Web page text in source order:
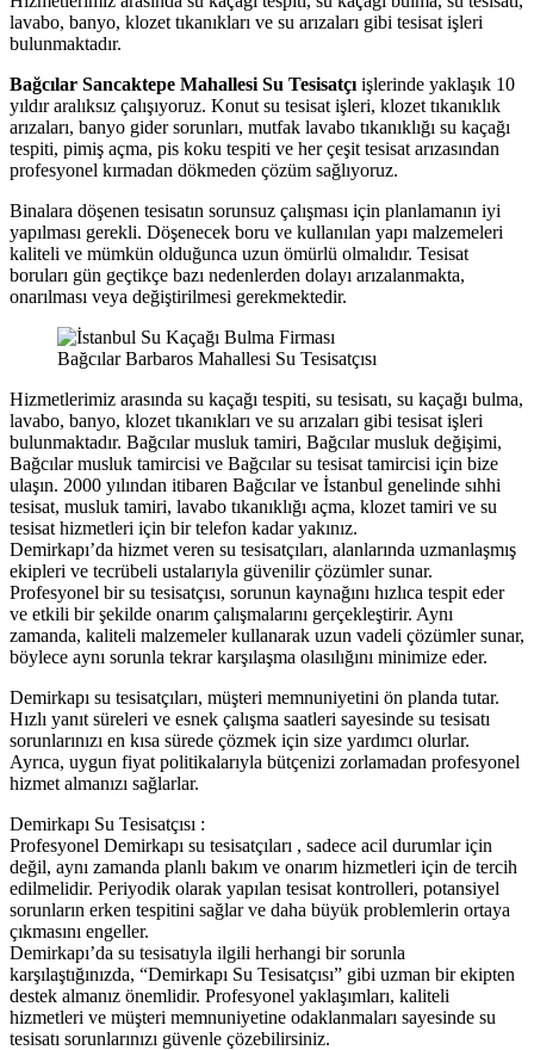
lavabo, banyo, klozet tıkanıkları ve su arızaları gibi tesisat işleri
bulunmaktadır.
Bağcılar Sancaktepe Mahallesi Su Tesisatçı işlerinde yaklaşık 10
yıldır aralıksız çalışıyoruz. Konut su tesisat işleri, klozet tıkanıklık
arızaları, banyo gider sorunları, mutfak lavabo tıkanıklığı su kaçağı
tespiti, pimiş açma, pis koku tespiti ve her çeşit tesisat arızasından
profesyonel kırmadan dökmeden çözüm sağlıyoruz.
Binalara döşenen tesisatın sorunsuz çalışması için planlamanın iyi
yapılması gerekli. Döşenecek boru ve kullanılan yapı malzemeleri
kaliteli ve mümkün olduğunca uzun ömürlü olmalıdır. Tesisat
boruları gün geçtikçe bazı nedenlerden dolayı arızalanmakta,
onarılması veya değiştirilmesi gerekmektedir.
Bağcılar Barbaros Mahallesi Su Tesisatçısı
Hizmetlerimiz arasında su kaçağı tespiti, su tesisatı, su kaçağı bulma,
lavabo, banyo, klozet tıkanıkları ve su arızaları gibi tesisat işleri
bulunmaktadır. Bağcılar musluk tamiri, Bağcılar musluk değişimi,
Bağcılar musluk tamircisi ve Bağcılar su tesisat tamircisi için bize
ulaşın. 2000 yılından itibaren Bağcılar ve İstanbul genelinde sıhhi
tesisat, musluk tamiri, lavabo tıkanıklığı açma, klozet tamiri ve su
tesisat hizmetleri için bir telefon kadar yakınız.
Demirkapı’da hizmet veren su tesisatçıları, alanlarında uzmanlaşmış
ekipleri ve tecrübeli ustalarıyla güvenilir çözümler sunar.
Profesyonel bir su tesisatçısı, sorunun kaynağını hızlıca tespit eder
ve etkili bir şekilde onarım çalışmalarını gerçekleştirir. Aynı
zamanda, kaliteli malzemeler kullanarak uzun vadeli çözümler sunar,
böylece aynı sorunla tekrar karşılaşma olasılığını minimize eder.
Demirkapı su tesisatçıları, müşteri memnuniyetini ön planda tutar.
Hızlı yanıt süreleri ve esnek çalışma saatleri sayesinde su tesisatı
sorunlarınızı en kısa sürede çözmek için size yardımcı olurlar.
Ayrıca, uygun fiyat politikalarıyla bütçenizi zorlamadan profesyonel
hizmet almanızı sağlarlar.
Demirkapı Su Tesisatçısı :
Profesyonel Demirkapı su tesisatçıları , sadece acil durumlar için
değil, aynı zamanda planlı bakım ve onarım hizmetleri için de tercih
edilmelidir. Periyodik olarak yapılan tesisat kontrolleri, potansiyel
sorunların erken tespitini sağlar ve daha büyük problemlerin ortaya
çıkmasını engeller.
Demirkapı’da su tesisatıyla ilgili herhangi bir sorunla
karşılaştığınızda, “Demirkapı Su Tesisatçısı” gibi uzman bir ekipten
destek almanız önemlidir. Profesyonel yaklaşımları, kaliteli
hizmetleri ve müşteri memnuniyetine odaklanmaları sayesinde su
tesisatı sorunlarınızı güvenle çözebilirsiniz.